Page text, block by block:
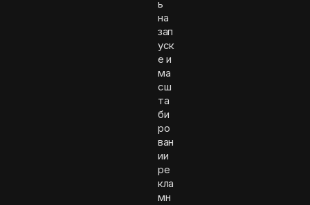
ь
на
зап
уск
е и
ма
сш
та
би
ро
ван
ии
ре
кла
мн